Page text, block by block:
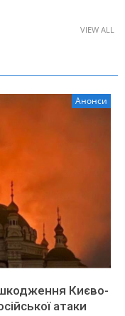
VIEW ALL
Анонси
Києво-
атаки